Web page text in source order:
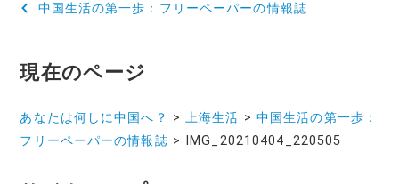
ナ
ゲ
中国生活の第一歩：フリーペーパーの情報誌
現在のページ
あなたは何しに中国へ？ >上海生活 > 中国生活の第一歩：
フリーペーパーの情報誌 > IMG_20210404_220505